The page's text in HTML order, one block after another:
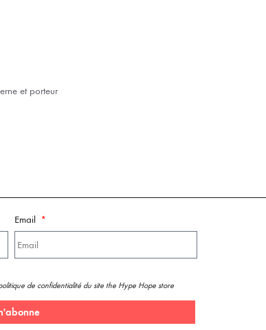
et porteur
Email
de confidentialité du site the Hype Hope store